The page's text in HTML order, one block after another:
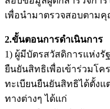
เพื่อนำมาตรวจสอบตาม
2.ขั้นตอนการดำเนินการ
1) ผู้มีบัตรสวัสดิการแห่งรั
ยืนยันสิทธิเพื่อเข้าร่วมโค
ทะเบียนยืนยันสิทธิได้ตั้งแ
ทางต่างๆ ได้แก่